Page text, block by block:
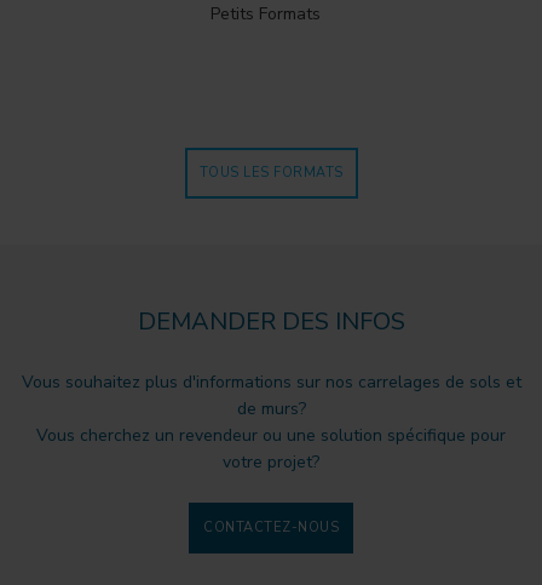
Petits Formats
TOUS LES FORMATS
DEMANDER DES INFOS
Vous souhaitez plus d'informations sur nos carrelages de sols et
de murs?
Vous cherchez un revendeur ou une solution spécifique pour
votre projet?
CONTACTEZ-NOUS